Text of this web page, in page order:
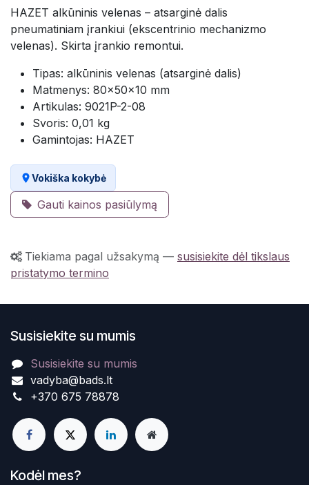
HAZET alkūninis velenas – atsarginė dalis
pneumatiniam įrankiui (ekscentrinio mechanizmo
velenas). Skirta įrankio remontui.
Tipas: alkūninis velenas (atsarginė dalis)
Matmenys: 80×50×10 mm
Artikulas: 9021P-2-08
Svoris: 0,01 kg
Gamintojas: HAZET
Vokiška kokybė
Gauti kainos pasiūlymą
Tiekiama pagal užsakymą — susisiekite dėl tikslaus
pristatymo termino
Susisiekite su mumis
Susisiekite su mumis
vadyba@bads.lt
+370 675 78878
Kodėl mes?